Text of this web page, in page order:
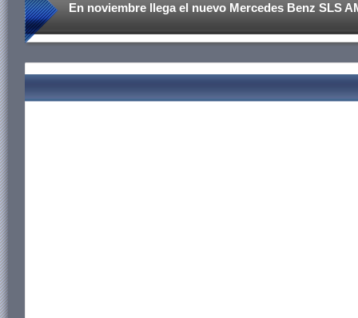
En noviembre llega el nuevo Mercedes Benz SLS